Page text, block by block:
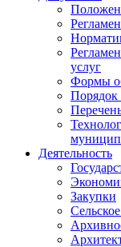
услуг
Формы
Порядок
Деятельность
Закупки